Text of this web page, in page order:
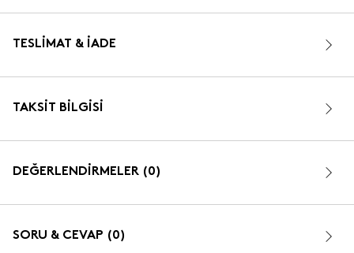
TESLIMAT & İADE
TAKSIT BILGISI
DEĞERLENDİRMELER (0)
SORU & CEVAP (0)